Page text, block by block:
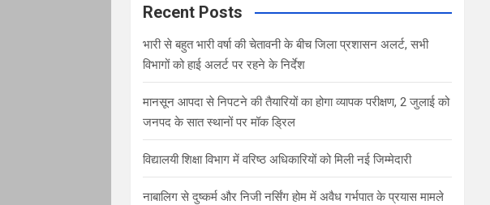
c
Recent Posts
भारी से बहुत भारी वर्षा की चेतावनी के बीच जिला प्रशासन अलर्ट, सभी
विभागों को हाई अलर्ट पर रहने के निर्देश
मानसून आपदा से निपटने की तैयारियों का होगा व्यापक परीक्षण, 2 जुलाई को
जनपद के सात स्थानों पर मॉक ड्रिल
विद्यालयी शिक्षा विभाग में वरिष्ठ अधिकारियों को मिली नई जिम्मेदारी
नाबालिग से दुष्कर्म और निजी नर्सिंग होम में अवैध गर्भपात के प्रयास मामले